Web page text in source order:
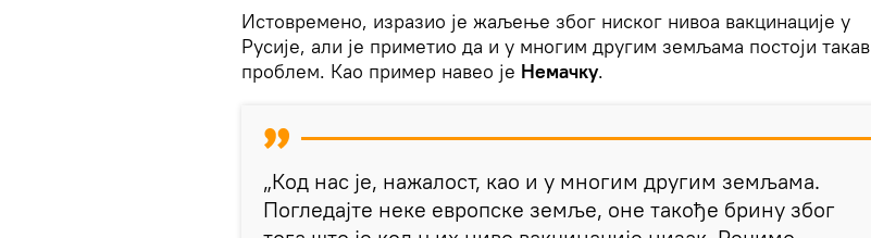
Истовремено, изразио је жаљење због ниског нивоа вакцинације у
Русије, али је приметио да и у многим другим земљама постоји такав
проблем. Као пример навео је Немачку.
„Код нас је, нажалост, као и у многим другим земљама.
Погледајте неке европске земље, оне такође брину због